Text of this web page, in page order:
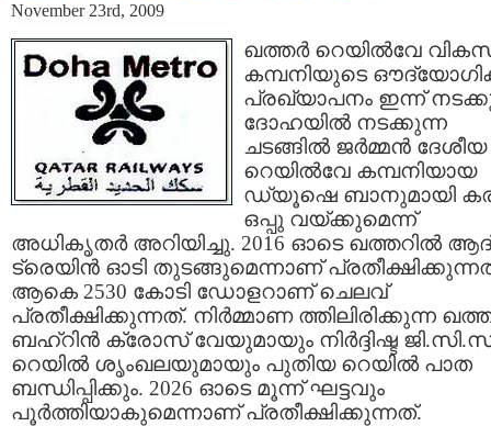
November 23rd, 2009
ഖത്തര്‍ റെയില്‍വേ
കമ്പനിയുടെ
പ്രഖ്യാപനം ഇന്ന്
ദോഹയില്‍ നടക്കുന്ന
ചടങ്ങില്‍ ജര്‍മ്മന്‍ ദേശീയ
റെയില്‍വേ കമ്പനിയായ
ഡ്യൂഷെ ബാനുമായി
ഒപ്പു വയ്ക്കുമെന്ന്
അധികൃതര്‍ അറിയിച്ചു. 2016 ഓടെ ഖത്തറില്‍
ട്രെയിന്‍ ഓടി തുടങ്ങുമെന്നാണ്
ആകെ 2530 കോടി ഡോളറാണ് ചെലവ്
പ്രതീക്ഷിക്കുന്നത്. നിര്‍മ്മാണ ത്തിലിരിക്കുന്ന
ബഹ്റിന്‍ ക്രോസ് വേയുമായും നിര്‍ദ്ദിഷ്ട
റെയില്‍ ശൃംഖലയുമായും പുതിയ റെയില്‍ പാത
ബന്ധിപ്പിക്കും. 2026 ഓടെ മൂന്ന് ഘട്ടവും
പൂര്‍ത്തിയാകുമെന്നാണ് പ്രതീക്ഷിക്കുന്നത്.